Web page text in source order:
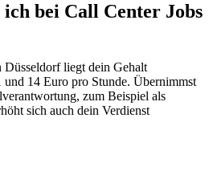
bei Call Center Jobs
liegt dein Gehalt
14 Euro pro Stunde. Übernimmst
zum Beispiel als
sich auch dein Verdienst